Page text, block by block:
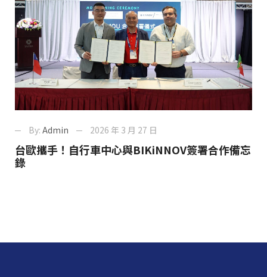
By: Admin 2026 年 3 月 27 日
台歐攜手！自行車中心與BIKiNNOV簽署合作備忘
錄